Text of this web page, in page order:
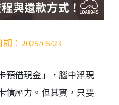
：2025/05/23
預借現金」，腦中浮現
債壓力。但其實，只要